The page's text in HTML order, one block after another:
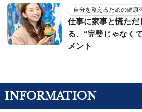
自分を整えるための健康
仕事に家事と慌ただ
る、“完璧じゃなく
メント
INFORMATION